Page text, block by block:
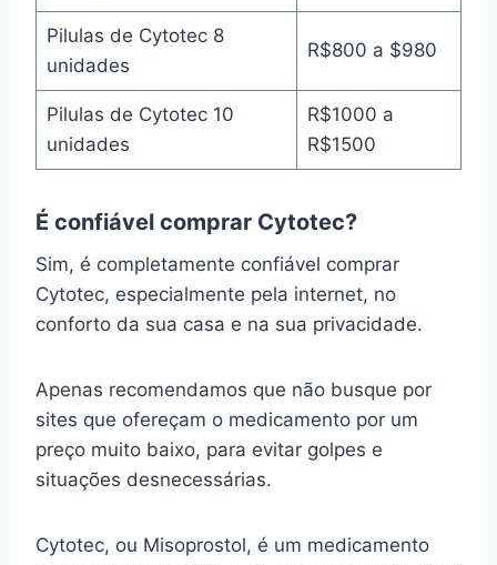
Pilulas de Cytotec 8
unidades
R$800 a $980
Pilulas de Cytotec 10
unidades
R$1000 a
R$1500
É confiável comprar Cytotec?
Sim, é completamente confiável comprar
Cytotec, especialmente pela internet, no
conforto da sua casa e na sua privacidade.
Apenas recomendamos que não busque por
sites que ofereçam o medicamento por um
preço muito baixo, para evitar golpes e
situações desnecessárias.
Cytotec, ou Misoprostol, é um medicamento